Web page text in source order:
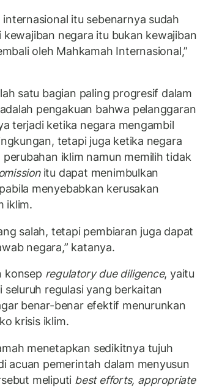
itu sebenarnya sudah
negara itu bukan kewajiban
oleh Mahkamah Internasional,”
satu bagian paling progresif dalam
pengakuan bahwa pelanggaran
terjadi ketika negara mengambil
tetapi juga ketika negara
iklim namun memilih tidak
omissionitu dapat menimbulkan
menyebabkan kerusakan
iklim.
salah, tetapi pembiaran juga dapat
negara,” katanya.
konsep regulatory due diligence, yaitu
regulasi yang berkaitan
benar-benar efektif menurunkan
krisis iklim.
menetapkan sedikitnya tujuh
acuan pemerintah dalam menyusun
meliputi best efforts, appropriate